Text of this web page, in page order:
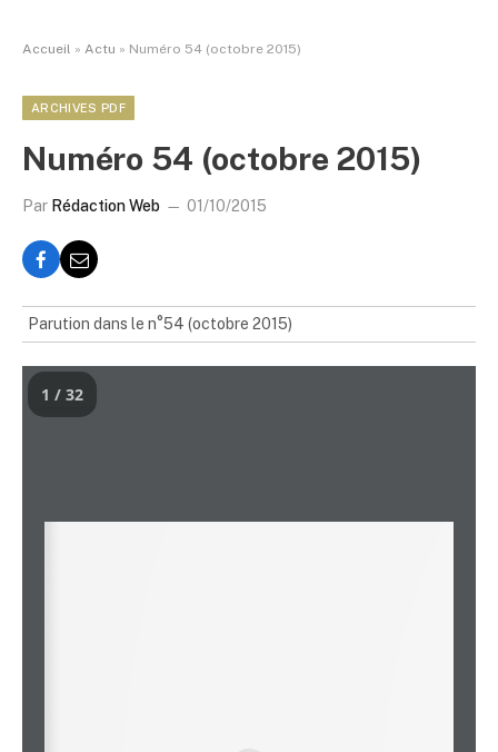
Accueil » Actu » Numéro 54 (octobre 2015)
ARCHIVES PDF
Numéro 54 (octobre 2015)
Par Rédaction Web 01/10/2015
Parution dans le n°54 (octobre 2015)
1 / 32